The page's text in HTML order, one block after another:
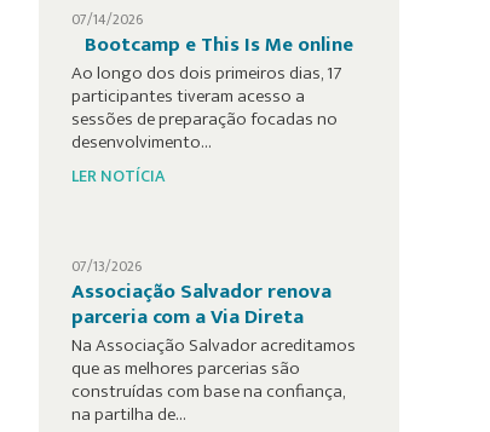
07/14/2026
Bootcamp e This Is Me online
Ao longo dos dois primeiros dias, 17
participantes tiveram acesso a
sessões de preparação focadas no
desenvolvimento…
LER NOTÍCIA
07/13/2026
Associação Salvador renova
parceria com a Via Direta
Na Associação Salvador acreditamos
que as melhores parcerias são
construídas com base na confiança,
na partilha de…